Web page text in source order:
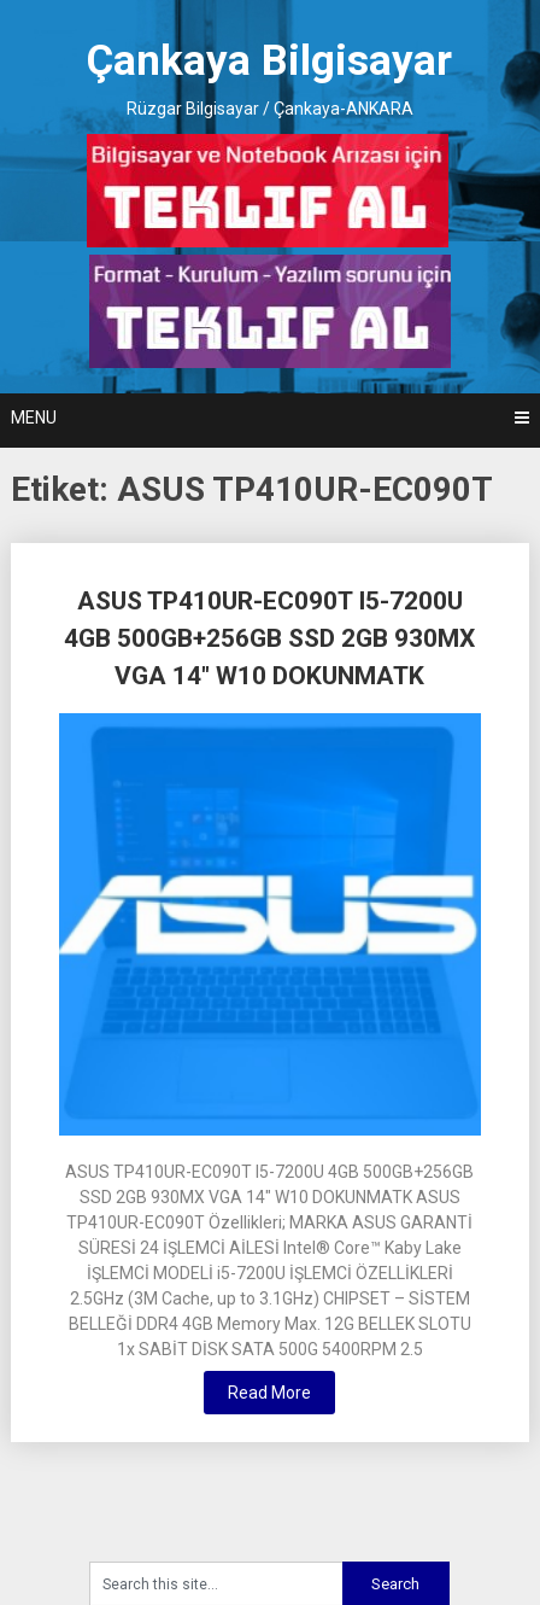
Çankaya Bilgisayar
Rüzgar Bilgisayar / Çankaya-ANKARA
MENU
Etiket: ASUS TP410UR-EC090T
ASUS TP410UR-EC090T I5-7200U
4GB 500GB+256GB SSD 2GB 930MX
VGA 14″ W10 DOKUNMATK
ASUS TP410UR-EC090T I5-7200U 4GB 500GB+256GB
SSD 2GB 930MX VGA 14″ W10 DOKUNMATK ASUS
TP410UR-EC090T Özellikleri; MARKA ASUS GARANTİ
SÜRESİ 24 İŞLEMCİ AİLESİ Intel® Core™ Kaby Lake
İŞLEMCİ MODELİ i5-7200U İŞLEMCİ ÖZELLİKLERİ
2.5GHz (3M Cache, up to 3.1GHz) CHIPSET – SİSTEM
BELLEĞİ DDR4 4GB Memory Max. 12G BELLEK SLOTU
1x SABİT DİSK SATA 500G 5400RPM 2.5
Read More
navigation